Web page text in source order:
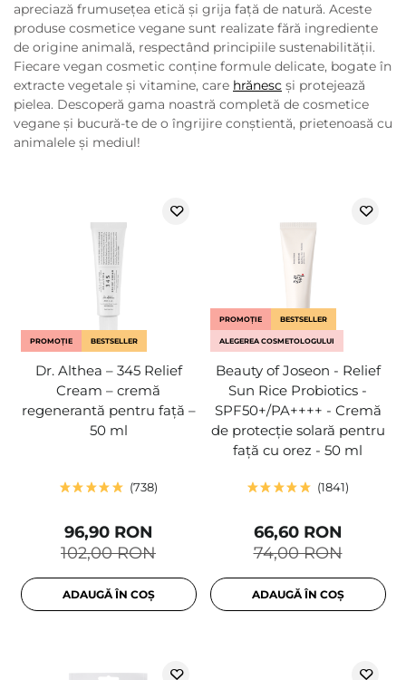
apreciază frumusețea etică și grija față de natură. Aceste
produse cosmetice vegane sunt realizate fără ingrediente
de origine animală, respectând principiile sustenabilității.
Fiecare vegan cosmetic conține formule delicate, bogate în
extracte vegetale și vitamine, care hrănesc și protejează
pielea. Descoperă gama noastră completă de cosmetice
vegane și bucură-te de o îngrijire conștientă, prietenoasă cu
animalele și mediul!
PROMOȚIE BESTSELLER
Dr. Althea – 345 Relief
Cream – cremă
regenerantă pentru față –
50 ml
738
102,00 RON
96,90 RON
ADAUGĂ ÎN COȘ
PROMOȚIE BESTSELLER
ALEGEREA COSMETOLOGULUI
Beauty of Joseon - Relief
Sun Rice Probiotics -
SPF50+/PA++++ - Cremă
de protecție solară pentru
față cu orez - 50 ml
1841
74,00 RON
66,60 RON
ADAUGĂ ÎN COȘ